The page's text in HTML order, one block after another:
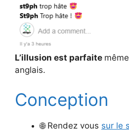
L’illusion est parfaite
anglais.
Conception
🌐 Rendez vous sur le